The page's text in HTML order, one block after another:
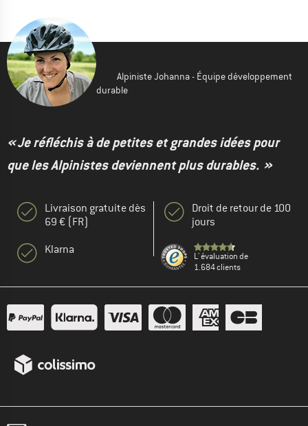
Alpiniste Johanna - Équipe développement
durable
« Je réfléchis à de petites et grandes idées pour
que les Alpinistes deviennent plus durables. »
Livraison gratuite dès
69 € (FR)
Klarna
Droit de retour de 100
jours
L' évaluation de
1.684 clients